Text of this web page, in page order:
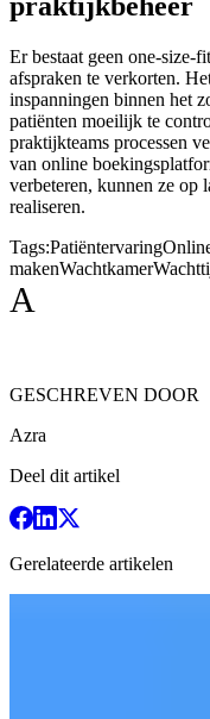
praktijkbeheer
Er bestaat geen one-
afspraken te verkorten.
inspanningen binnen het
patiënten moeilijk te
praktijkteams processen
van online
verbeteren, kunnen ze op
realiseren.
Tags:Patiëntervaring
makenWachtkamer
A
GESCHREVEN DOOR
Azra
Deel dit artikel
Gerelateerde artikelen